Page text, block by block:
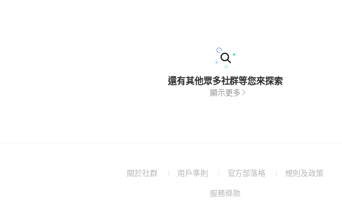
還有其他眾多社群等您來探索
顯示更多
關於社群
(Open用戶準則
(Open
a
官方部落格
(Open規則及政策(Open
服務條款(Open